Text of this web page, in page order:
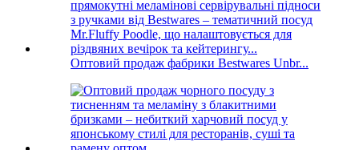
Оптовий продаж фабрики Bestwares Unbr...